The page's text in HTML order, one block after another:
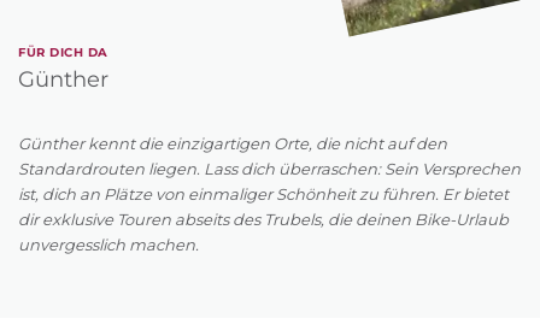
FÜR DICH DA
Günther
Günther kennt die einzigartigen Orte, die nicht auf den
Standardrouten liegen. Lass dich überraschen: Sein Versprechen
ist, dich an Plätze von einmaliger Schönheit zu führen. Er bietet
dir exklusive Touren abseits des Trubels, die deinen Bike-Urlaub
unvergesslich machen.